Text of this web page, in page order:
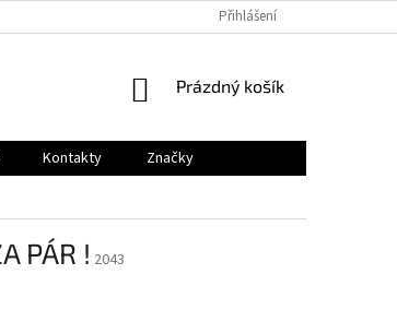
Přihlášení
NÁKUPNÍ
Prázdný košík
Kontakty
Značky
PÁR ! 2043